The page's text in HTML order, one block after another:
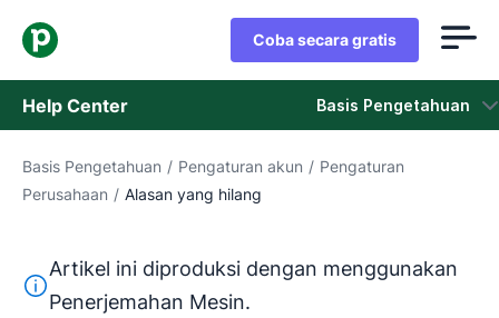
Coba secara gratis
Help Center Basis Pengetahuan
Basis Pengetahuan
Hubungi Staf Dukungan
Basis Pengetahuan / Pengaturan akun / Pengaturan
Perusahaan / Alasan yang hilang
Teks ini diterjemahkan dari bahasa Inggris dengan
Artikel ini diproduksi dengan menggunakan
Penerjemahan Mesin.